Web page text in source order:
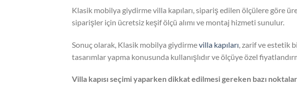
Klasik mobilya giydirme villa kapıları, sipariş edilen ölçülere göre
siparişler için ücretsiz keşif ölçü alımı ve montaj hizmeti sunulur.
Sonuç olarak, Klasik mobilya giydirmevilla kapıları , zarif ve estetik
tasarımlar yapma konusunda kullanışlıdır ve ölçüye özel
Villa kapısı seçimi yaparken dikkat edilmesi gereken bazı